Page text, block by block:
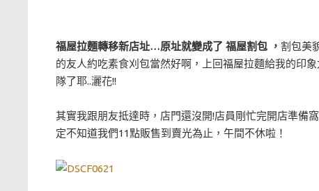
福屋拉麵轉移新店址…原址就變成了 福屋割包 ， 割包美
的友人約吃素食刈包當然好啊，上回福屋拉麵給我的印
隊了耶..灑花!!
其實我跟朋友抵達時，店門還沒開!店員剛忙完開店準
定不知道我們11點販售到賣光為止，午間不休啦！